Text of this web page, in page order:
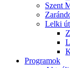
Szent
Lelki
Programok